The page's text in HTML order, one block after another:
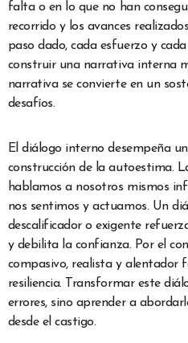
falta o en lo que no han
recorrido y los avances
paso dado, cada esfuerzo y
construir una narrativa interna
narrativa se convierte en un
desafíos.
El diálogo interno desempeña
construcción de la autoestima.
hablamos a nosotros mismos
nos sentimos y actuamos. Un
descalificador o exigente
y debilita la confianza. Por el
compasivo, realista y alentador
resiliencia. Transformar este
errores, sino aprender a
desde el castigo.